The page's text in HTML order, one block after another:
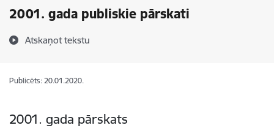
2001. gada publiskie pārskati
Atskaņot tekstu
Publicēts: 20.01.2020.
2001. gada pārskats